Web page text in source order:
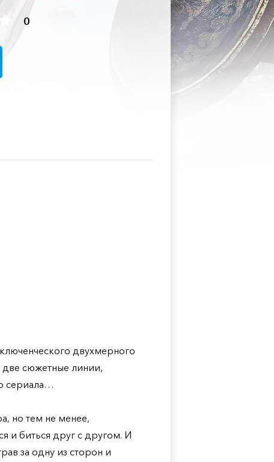
0
двухмерного
две сюжетные линии,
сериала…
но тем не менее,
и биться друг с другом. И
за одну из сторон и